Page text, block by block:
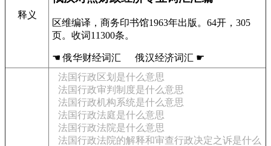
释义
区维编译，商务印书馆1963年出版。64开，305
页。收词11300条。
☚ 俄华财经词汇 俄汉经济词汇 ☛
法国行政区划是什么意思
法国行政审判制度是什么意思
法国行政机构系统是什么意思
法国行政法庭是什么意思
法国行政法院是什么意思
法国行政法院的解释和审查行政决定之诉是什么